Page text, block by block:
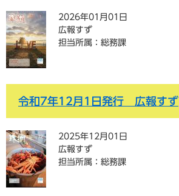
2026年01月01日
広報すず
担当所属：総務課
令和7年12月1日発行 広報すず
2025年12月01日
広報すず
担当所属：総務課